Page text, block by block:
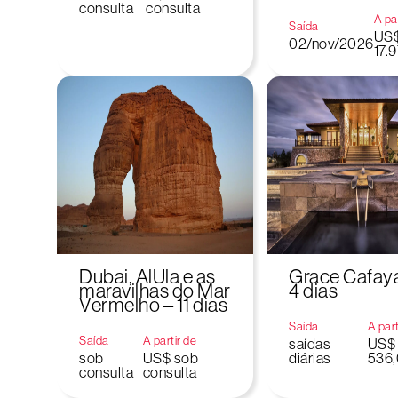
consulta
consulta
Saída
02/nov/2026
A
Dubai, AlUla e as
maravilhas do Mar
Vermelho – 11 dias
Saída
sob
consulta
A partir de
US$ sob
consulta
Grace
4 dias
Saída
saídas
diárias
A
US$